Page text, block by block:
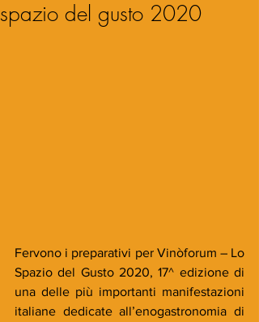
spazio del gusto 2020
Fervono i preparativi per Vinòforum – Lo
Spazio del Gusto 2020, 17^ edizione di
una delle più importanti manifestazioni
italiane dedicate all’enogastronomia di